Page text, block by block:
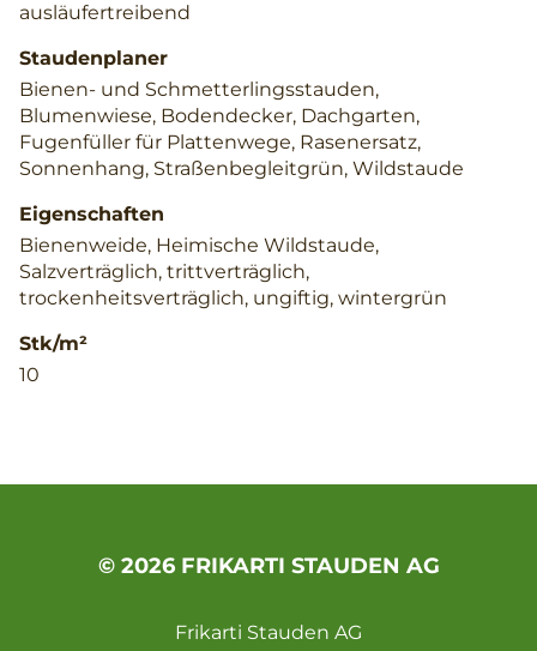
ausläufertreibend
Staudenplaner
Bienen- und Schmetterlingsstauden,
Blumenwiese, Bodendecker, Dachgarten,
Fugenfüller für Plattenwege, Rasenersatz,
Sonnenhang, Straßenbegleitgrün, Wildstaude
Eigenschaften
Bienenweide, Heimische Wildstaude,
Salzverträglich, trittverträglich,
trockenheitsverträglich, ungiftig, wintergrün
Stk/m²
10
© 2026 FRIKARTI STAUDEN AG
Frikarti Stauden AG